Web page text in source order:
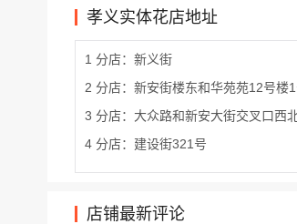
孝义实体花店地址
1 分店：新义街
2 分店：新安街楼东和华苑苑12号楼
3 分店：大众路和新安大街交叉口西
4 分店：建设街321号
店铺最新评论